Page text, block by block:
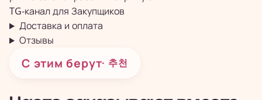
TG-канал для Закупщиков
Доставка и оплата
Отзывы
С этим берут· 추천